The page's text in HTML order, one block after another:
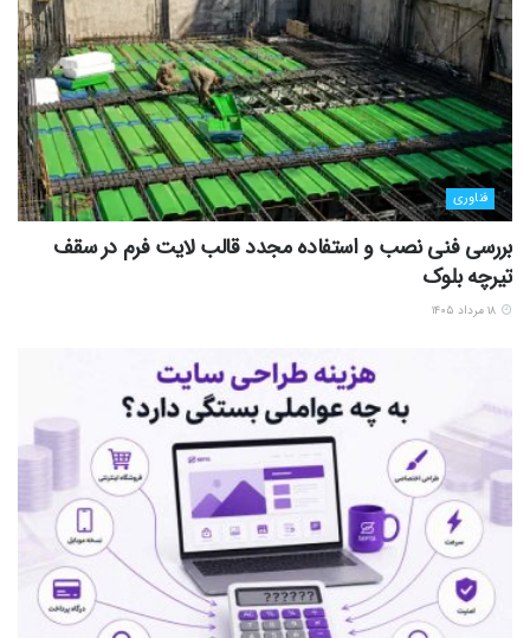
فناوری
بررسی فنی نصب و استفاده مجدد قالب لایت فرم در سقف
تیرچه بلوک